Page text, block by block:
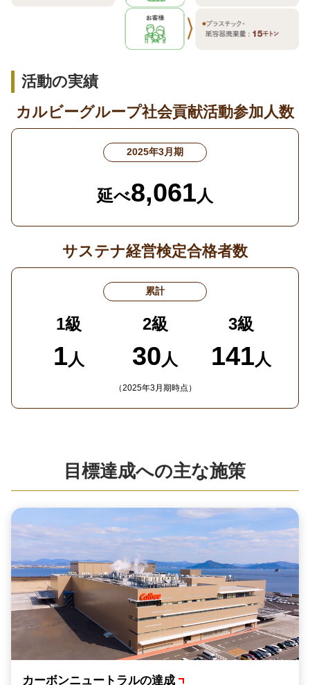
活動の実績
カルビーグループ社会貢献活動参加人数
2025年3月期
延べ8,061人
サステナ経営検定合格者数
累計
1級
1人
2級
30人
（2025年3月期時点）
3級
141人
目標達成への主な施策
カーボンニュートラルの達成